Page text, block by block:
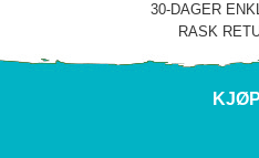
30-DAGER
RASK